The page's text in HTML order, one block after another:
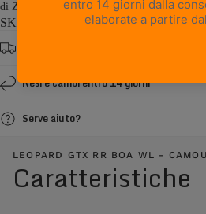
di Zamberlan, garantisce la robustezza, la...
SKU: 4013PM7GWL-0C
Resi e cambi entro 14 giorni
Serve aiuto?
LEOPARD GTX RR BOA WL -
Caratteristiche